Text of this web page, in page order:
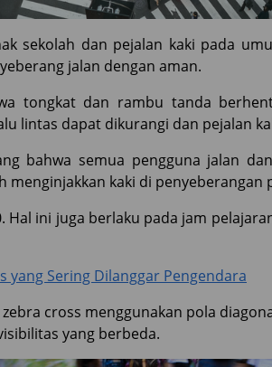
sekolah dan pejalan kaki pada
jalan dengan aman.
tongkat dan rambu tanda
lintas dapat dikurangi dan pejalan
bahwa semua pengguna jalan
menginjakkan kaki di penyeberangan
Hal ini juga berlaku pada jam
yang Sering Dilanggar Pengendara
cross menggunakan pola
yang berbeda.